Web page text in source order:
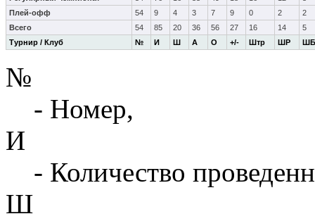
Турнир / Клуб № И Ш А О +/- Штр ШР ШБ
Плей-офф
54 9 4 3 7 9 0 2
2
Всего
54 85 20 36 56 27 16 14 5
№
- Номер,
И
- Количество
Ш